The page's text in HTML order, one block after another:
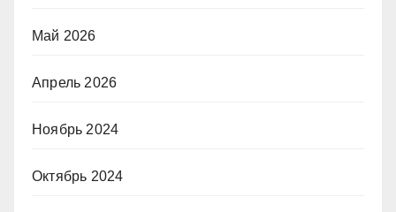
Май 2026
Апрель 2026
Ноябрь 2024
Октябрь 2024